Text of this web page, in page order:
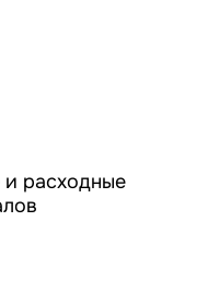
расходные